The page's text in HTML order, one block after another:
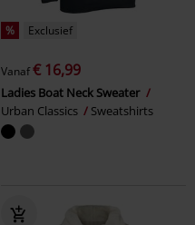
% Exclusief
Vanaf€ 16,99
Ladies Boat Neck Sweater
Urban Classics
Sweatshirts